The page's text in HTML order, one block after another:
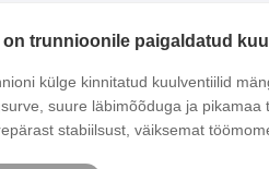
on trunnioonile paigaldatud
külge kinnitatud kuulventiilid
suure läbimõõduga ja
stabiilsust, väiksemat